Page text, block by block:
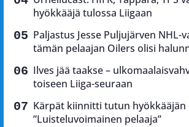
hyökkääjä tulossa Liigaan
Paljastus Jesse Puljujärven NHL-
tämän pelaajan Oilers olisi
Ilves jää taakse –
toiseen Liiga-seuraan
Kärpät kiinnitti tutun hyökkääjän
”Luisteluvoimainen pelaaja”